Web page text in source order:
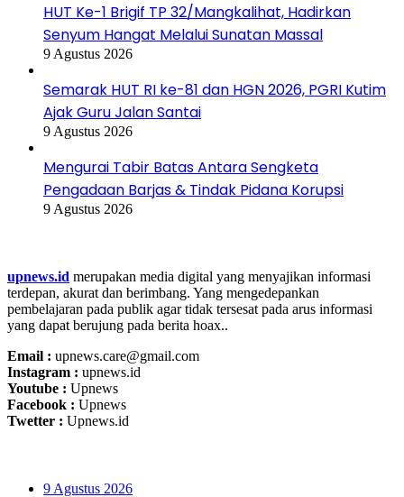
HUT Ke-1 Brigif TP 32/Mangkalihat, Hadirkan
Senyum Hangat Melalui Sunatan Massal
9 Agustus 2026
Semarak HUT RI ke-81 dan HGN 2026, PGRI Kutim
Ajak Guru Jalan Santai
9 Agustus 2026
Mengurai Tabir Batas Antara Sengketa
Pengadaan Barjas & Tindak Pidana Korupsi
9 Agustus 2026
upnews.id merupakan media digital yang menyajikan informasi
terdepan, akurat dan berimbang. Yang mengedepankan
pembelajaran pada publik agar tidak tersesat pada arus informasi
yang dapat berujung pada berita hoax..
Email : upnews.care@gmail.com
Instagram : upnews.id
Youtube : Upnews
Facebook : Upnews
Twetter : Upnews.id
9 Agustus 2026